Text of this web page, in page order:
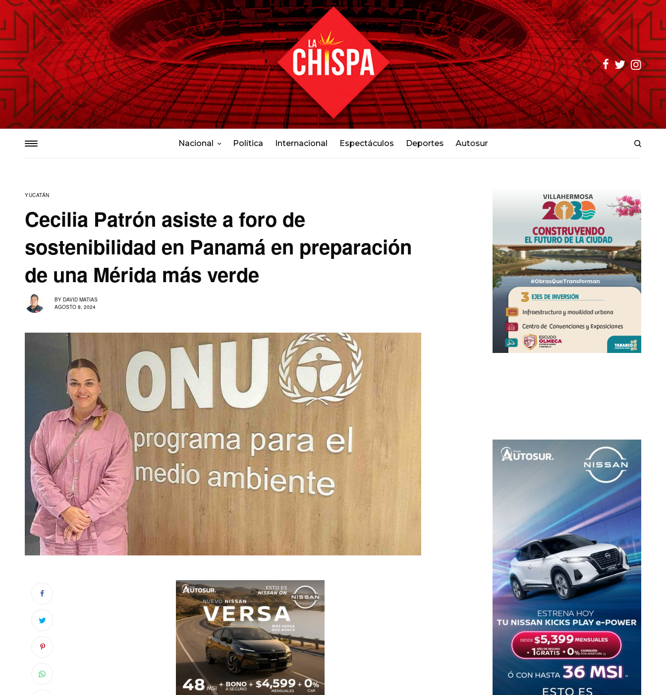
Nacional Política Internacional Espectáculos Deportes Autosur
YUCATÁN
Cecilia Patrón asiste a foro de
sostenibilidad en Panamá en preparación
de una Mérida más verde
BY DAVID MATIAS
AGOSTO 8, 2024